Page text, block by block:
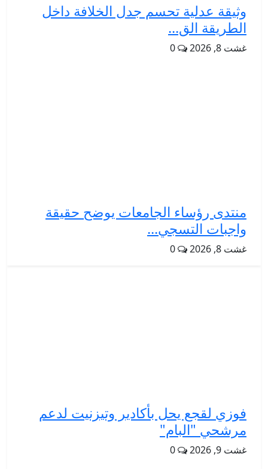
وثيقة عدلية تحسم جدل الخلافة داخل
الطريقة الق...
غشت 8, 2026 0
منتدى رؤساء الجامعات يوضح حقيقة
واجبات التسجي...
غشت 8, 2026 0
فوزي لقجع يحل بأكادير وتيزنيت لدعم
مرشحي "البام"
غشت 9, 2026 0